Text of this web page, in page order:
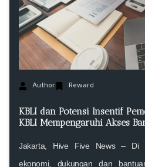
Author Reward
KBLI dan Potensi Insentif
KBLI Mempengaruhi Akses
Jakarta, Hive Five News– Di
ekonomi, dukungan dan